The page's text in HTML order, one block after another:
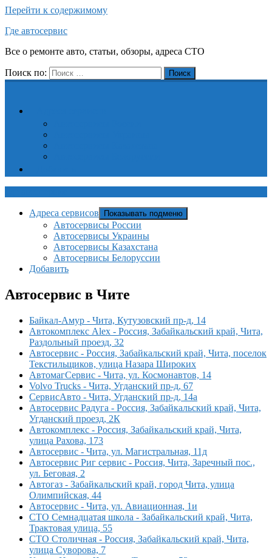
Перейти к содержимому
Где автосервис
Все о ремонте авто, статьи, обзоры, адреса СТО
Поиск по: Поиск
Адреса сервисов Показывать подменю
Автосервисы России
Автосервисы Украины
Автосервисы Казахстана
Автосервисы Белоруссии
Добавить
Автосервис в Чите
Байкал-Амур - Чита, Кутузовский пр-д, 14
Автокомплекс Alex - Россия, Забайкальский край, Чита,
Раздольный проезд, 32
Автосервис - Россия, Забайкальский край, Чита, поселок
Текстильщиков, улица Назара Широких
АвтомагСервис - Чита, ул. Космонавтов, 14
Volvo Trucks - Чита, Угданский пр-д, 67
СервисАвто - Чита, Угданский пр-д, 14а
Автосервис Радуга - Россия, Забайкальский край, Чита,
Угданский проезд, 2К
Автокомплекс - Россия, Забайкальский край, Чита,
улица Рахова, 173
Автосервис - Чита, ул. Магистральная, 11д
Автосервис Риг сервис - Россия, Чита, Заречный пос.,
ул. Беговая, 2
Автогаз - Забайкальский край, город Чита, улица
Олимпийская, 44
Автосервис - Чита, ул. Авиационная, 1и
СТО Семнадцатая школа - Забайкальский край, Чита,
Трактовая улица, 55
СТО Столичная - Россия, Забайкальский край, Чита,
улица Суворова, 7